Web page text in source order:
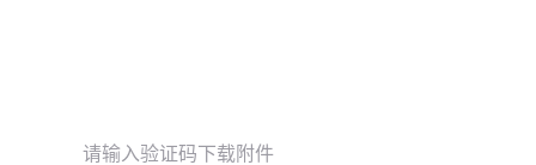
请输入验证码下载附件